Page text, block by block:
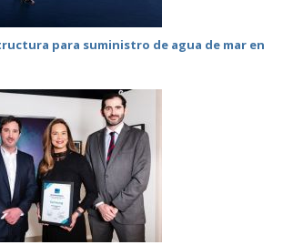
para suministro de agua de mar en